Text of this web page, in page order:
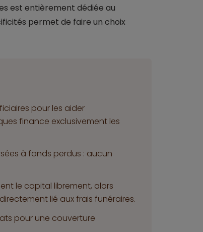
est entièrement dédiée au
permet de faire un choix
pour les aider
finance exclusivement les
à fonds perdus : aucun
le capital librement, alors
lié aux frais funéraires.
pour une couverture